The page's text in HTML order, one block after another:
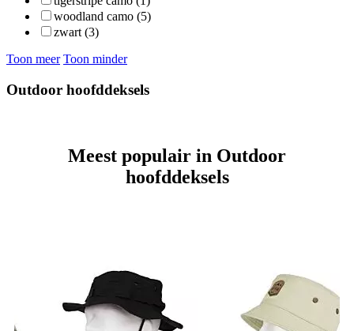
woodland camo (5)
zwart (3)
Toon meer Toon minder
Outdoor hoofddeksels
Meest populair in Outdoor
hoofddeksels